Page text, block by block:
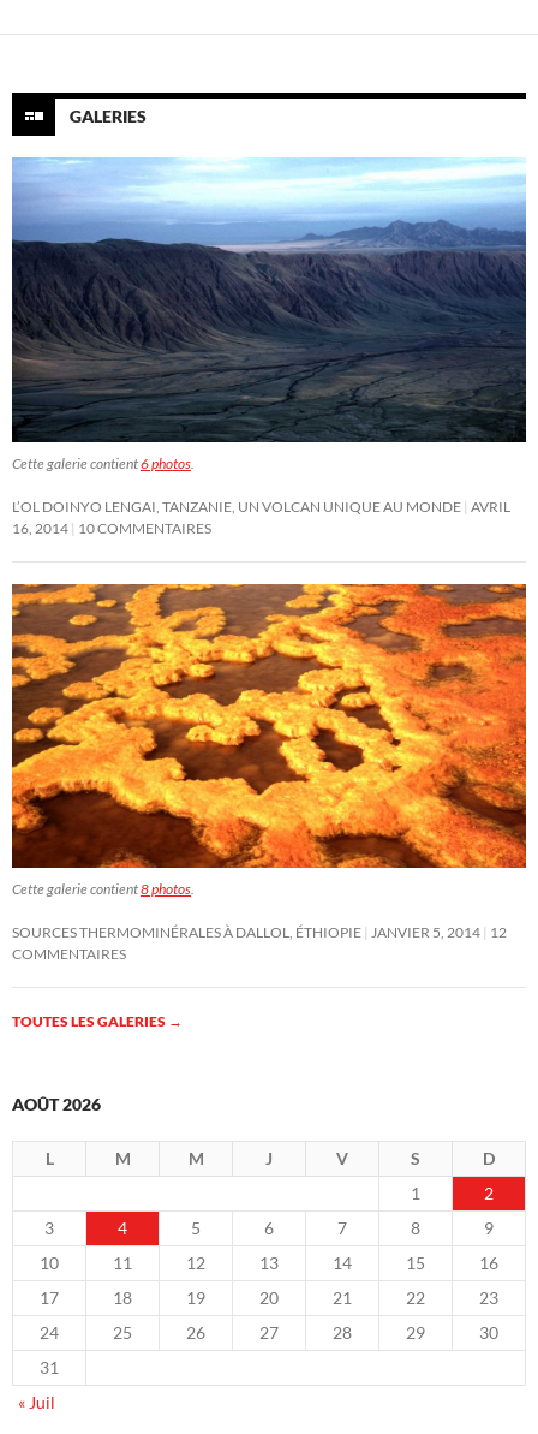
GALERIES
Cette galerie contient6 photos
L’OL DOINYO LENGAI, TANZANIE, UN VOLCAN UNIQUE AU MONDE AVRIL
16, 2014 10 COMMENTAIRES
Cette galerie contient8 photos.
SOURCES THERMOMINÉRALES À DALLOL, ÉTHIOPIE JANVIER 5, 2014 12
COMMENTAIRES
TOUTES LES GALERIES →
AOÛT 2026
L M M J V S
D
1
2
3
4 5 6 7 8
9
10
11 12 13 14 15
16
17
18 19 20 21 22
23
24
25 26 27 28 29
30
31
« Juil